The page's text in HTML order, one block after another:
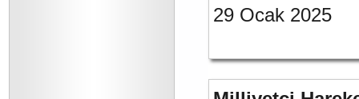
29 Ocak 2025